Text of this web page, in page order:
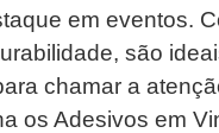
em eventos.
são
chamar a
os Adesivos em